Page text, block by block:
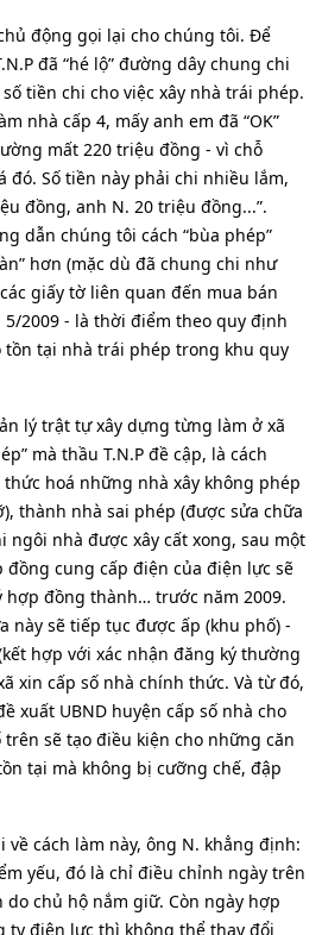
động gọi lại cho chúng tôi. Để
đã “hé lộ” đường dây chung chi
tiền chi cho việc xây nhà trái phép.
nhà cấp 4, mấy anh em đã “OK”
mất 220 triệu đồng - vì chỗ
đó. Số tiền này phải chi nhiều lắm,
đồng, anh N. 20 triệu đồng...”.
dẫn chúng tôi cách “bùa phép”
hơn (mặc dù đã chung chi như
giấy tờ liên quan đến mua bán
2009 - là thời điểm theo quy định
tồn tại nhà trái phép trong khu quy
lý trật tự xây dựng từng làm ở xã
mà thầu T.N.P đề cập, là cách
hoá những nhà xây không phép
thành nhà sai phép (được sửa chữa
ngôi nhà được xây cất xong, sau một
cung cấp điện của điện lực sẽ
hợp đồng thành… trước năm 2009.
này sẽ tiếp tục được ấp (khu phố) -
hợp với xác nhận đăng ký thường
xin cấp số nhà chính thức. Và từ đó,
xuất UBND huyện cấp số nhà cho
trên sẽ tạo điều kiện cho những căn
tại mà không bị cưỡng chế, đập
cách làm này, ông N. khẳng định:
yếu, đó là chỉ điều chỉnh ngày trên
chủ hộ nắm giữ. Còn ngày hợp
ty điện lực thì không thể thay đổi